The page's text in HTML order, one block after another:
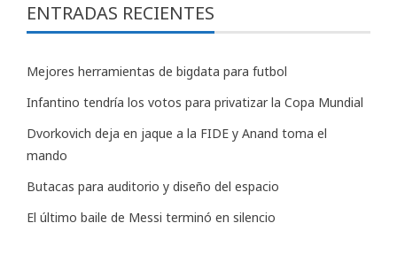
ENTRADAS RECIENTES
Mejores herramientas de bigdata para futbol
Infantino tendría los votos para privatizar la Copa Mundial
Dvorkovich deja en jaque a la FIDE y Anand toma el
mando
Butacas para auditorio y diseño del espacio
El último baile de Messi terminó en silencio